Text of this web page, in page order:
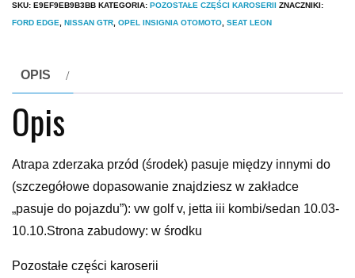
SKU: E9EF9EB9B3BB KATEGORIA: POZOSTAŁE CZĘŚCI KAROSERII ZNACZNIKI:
FORD EDGE
NISSAN GTR OPEL INSIGNIA OTOMOTO SEAT LEON
OPIS
Opis
Atrapa zderzaka przód (środek) pasuje między innymi do
(szczegółowe dopasowanie znajdziesz w zakładce
„pasuje do pojazdu”): vw golf v, jetta iii kombi/sedan 10.03-
10.10.Strona zabudowy: w środku
Pozostałe części karoserii